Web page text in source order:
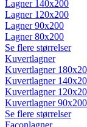
Lagner 140x200
Lagner 120x200
Lagner 90x200
Lagner 80x200
Se flere størrelser
Kuvertlagner
Kuvertlagner
Kuvertlagner
Kuvertlagner
Kuvertlagner 90x200
Se flere størrelser
Faconlagner